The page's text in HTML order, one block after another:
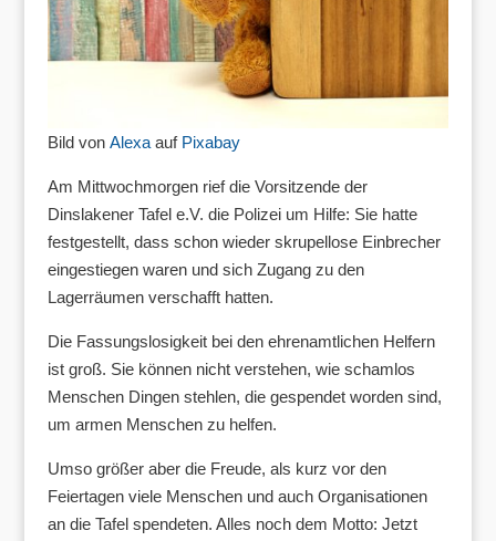
Bild von Alexaauf Pixabay
Am Mittwochmorgen rief die Vorsitzende der
Dinslakener Tafel e.V. die Polizei um Hilfe: Sie hatte
festgestellt, dass schon wieder skrupellose Einbrecher
eingestiegen waren und sich Zugang zu den
Lagerräumen verschafft hatten.
Die Fassungslosigkeit bei den ehrenamtlichen Helfern
ist groß. Sie können nicht verstehen, wie schamlos
Menschen Dingen stehlen, die gespendet worden sind,
um armen Menschen zu helfen.
Umso größer aber die Freude, als kurz vor den
Feiertagen viele Menschen und auch Organisationen
an die Tafel spendeten. Alles noch dem Motto: Jetzt